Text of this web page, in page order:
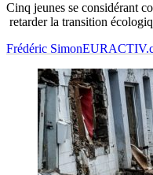
Cinq jeunes se considérant
retarder la transition
Frédéric Simon